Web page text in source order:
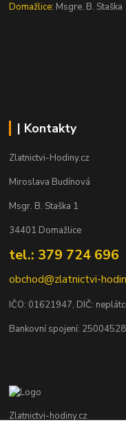
Domažlice: Msgre. B.
| Kontakty
Zlatnictvi-Hodiny.cz
Miroslava Budínová
Msgr. B. Staška 1
34401 Domažlice
tel.: 379 724 696
obchod@zlatnictvi-
IČO: 01621947, DIČ:
Bankovní spojení:
Zlatnictvi-hodiny.cz